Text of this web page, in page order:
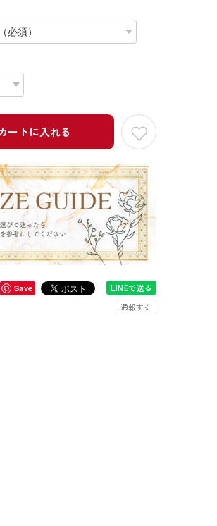
ートに入れる
Save
LINEで送る
通報する